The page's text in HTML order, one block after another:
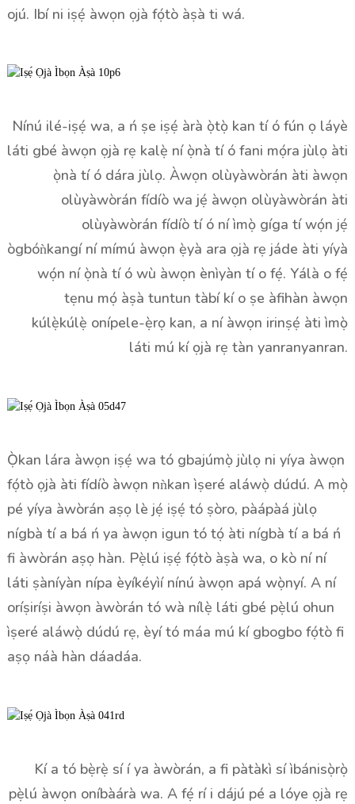
ojú. Ibí ni iṣẹ́ àwọn ọjà fọ́tò àṣà ti wá.
Nínú ilé-iṣẹ́ wa, a ń ṣe iṣẹ́ àrà ọ̀tọ̀ kan tí ó fún ọ láyè
láti gbé àwọn ọjà rẹ kalẹ̀ ní ọ̀nà tí ó fani mọ́ra jùlọ àti
ọ̀nà tí ó dára jùlọ. Àwọn olùyàwòrán àti àwọn
olùyàwòrán fídíò wa jẹ́ àwọn olùyàwòrán àti
olùyàwòrán fídíò tí ó ní ìmọ̀ gíga tí wọ́n jẹ́
ògbóǹkangí ní mímú àwọn ẹ̀yà ara ọjà rẹ jáde àti yíyà
wọ́n ní ọ̀nà tí ó wù àwọn ènìyàn tí o fẹ́. Yálà o fẹ́
tẹnu mọ́ àṣà tuntun tàbí kí o ṣe àfihàn àwọn
kúlẹ̀kúlẹ̀ onípele-ẹ̀rọ kan, a ní àwọn irinṣẹ́ àti ìmọ̀
láti mú kí ọjà rẹ tàn yanranyanran.
Ọ̀kan lára ​​àwọn iṣẹ́ wa tó gbajúmọ̀ jùlọ ni yíya àwọn
fọ́tò ọjà àti fídíò àwọn nǹkan ìṣeré aláwọ̀ dúdú. A mọ̀
pé yíya àwòrán aṣọ lè jẹ́ iṣẹ́ tó ṣòro, pàápàá jùlọ
nígbà tí a bá ń ya àwọn igun tó tọ́ àti nígbà tí a bá ń
fi àwòrán aṣọ hàn. Pẹ̀lú iṣẹ́ fọ́tò àṣà wa, o kò ní ní
láti ṣàníyàn nípa èyíkéyìí nínú àwọn apá wọ̀nyí. A ní
oríṣiríṣi àwọn àwòrán tó wà nílẹ̀ láti gbé pẹ̀lú ohun
ìṣeré aláwọ̀ dúdú rẹ, èyí tó máa mú kí gbogbo fọ́tò fi
aṣọ náà hàn dáadáa.
Kí a tó bẹ̀rẹ̀ sí í ya àwòrán, a fi pàtàkì sí ìbánisọ̀rọ̀
pẹ̀lú àwọn oníbàárà wa. A fẹ́ rí i dájú pé a lóye ọjà rẹ